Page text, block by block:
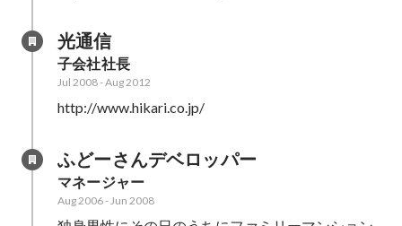
光通信
子会社社長
Jul 2008-Aug 2012
http://www.hikari.co.jp/
ふどーさんデベロッパー
マネージャー
Aug 2006-Jun 2008